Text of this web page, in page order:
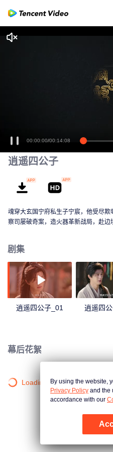
00:00:00/00:14:08
逍遥四公子
魂穿大玄国宁府私生子宁宸，他受尽
察司屡破奇案，造火器革新战局，赴
剧集
逍遥四公子_01 逍遥四
幕后花絮
Loading…By using the website,
Privacy Policy and the
accordance with our